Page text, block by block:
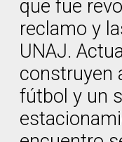
que fue
reclamo y
UNAJ.
construyen
fútbol y un